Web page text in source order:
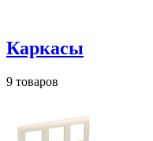
Каркасы
9 товаров